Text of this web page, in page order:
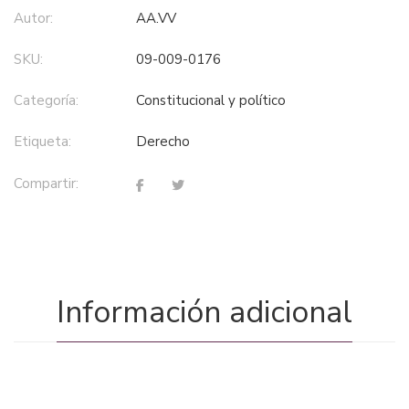
Autor: AA.VV
SKU: 09-009-0176
Categoría: constitucional y político
Etiqueta: derecho
Compartir:
Información adicional